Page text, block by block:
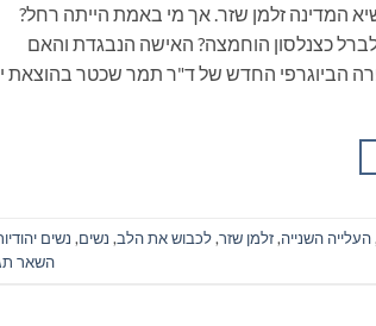
המדינה זלמן שזר. אך מי באמת הייתה רחל?
כצנלסון הוחמצה? האישה הנבגדת והאם
הביוגרפי החדש של ד"ר תמר שכטר בהוצאת
,העלייה השנייה,זלמן שזר,לכבוש את הלב, נשים, נשים
השאר